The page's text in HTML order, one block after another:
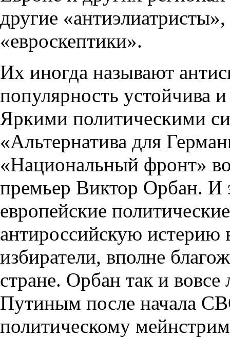
другие
«евроскептики».
Их иногда называют
популярность устойчива
Яркими политическими
«Альтернатива для
«Национальный фронт»
премьер Виктор Орбан. И
европейские
антироссийскую истерию
избиратели, вполне
стране. Орбан так и
Путиным после начала
политическому